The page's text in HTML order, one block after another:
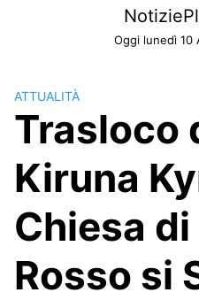
Oggi lunedì 10
ATTUALITÀ
Trasloco
Kiruna
Chiesa
Rosso si